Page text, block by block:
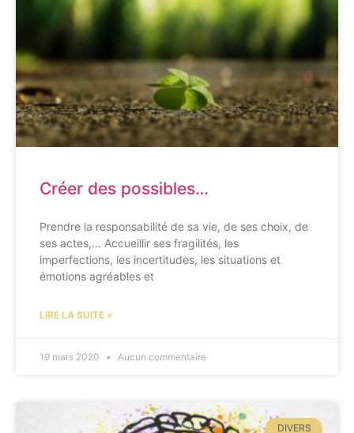
Créer des possibles…
Prendre la responsabilité de sa vie, de ses choix, de
ses actes,… Accueillir ses fragilités, les
imperfections, les incertitudes, les situations et
émotions agréables et
LIRE LA SUITE »
19 mars 2020 Aucun commentaire
DIVERS